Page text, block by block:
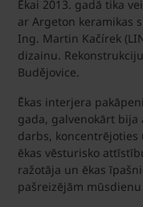
Ēkai 2013. gadā tika
ar Argeton keramikas
Ing. Martin Kačírek
dizainu. Rekonstrukciju
Budějovice.
Ēkas interjera
gada, galvenokārt bija
darbs,
ēkas vēsturisko
ražotāja un ēkas
pašreizējām